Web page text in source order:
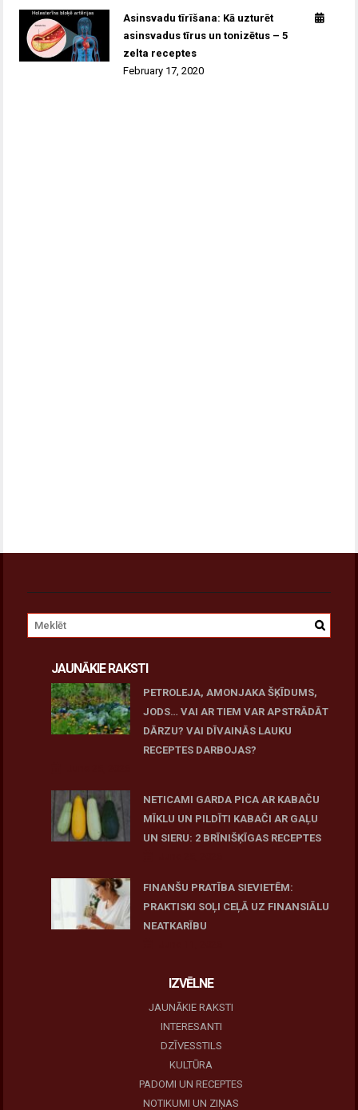
Asinsvadu tīrīšana: Kā uzturēt
asinsvadus tīrus un tonizētus – 5
zelta receptes
February 17, 2020
JAUNĀKIE RAKSTI
PETROLEJA, AMONJAKA ŠĶĪDUMS,
JODS… VAI AR TIEM VAR APSTRĀDĀT
DĀRZU? VAI DĪVAINĀS LAUKU
RECEPTES DARBOJAS?
NETICAMI GARDA PICA AR KABAČU
MĪKLU UN PILDĪTI KABAČI AR GAĻU
UN SIERU: 2 BRĪNIŠĶĪGAS RECEPTES
FINANŠU PRATĪBA SIEVIETĒM:
PRAKTISKI SOĻI CEĻĀ UZ FINANSIĀLU
NEATKARĪBU
IZVĒLNE
JAUNĀKIE RAKSTI
INTERESANTI
DZĪVESSTILS
KULTŪRA
PADOMI UN RECEPTES
NOTIKUMI UN ZIŅAS